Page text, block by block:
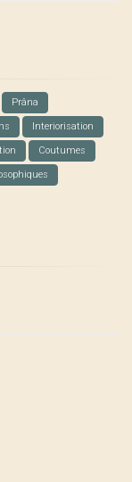
Prâna
Interiorisation
Coutumes